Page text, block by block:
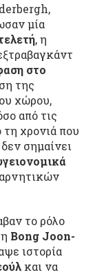
μία
, η
στο
της
χώρου,
από τις
χρονιά που
σημαίνει
το ρόλο
Bong Joon-
ιστορία
και να